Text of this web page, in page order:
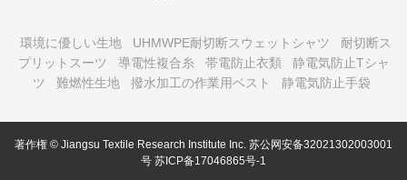
環境に優しい生地 UHMWPE耐切断スウェットシャツ
耐切断ス
プリットスーツ
導電性複合糸 帯電防止衣類
静電気防止Tシャ
ツ
難燃性生地 撥水加工の作業用ベスト 静電気防止手袋
著作権 © Jiangsu Textile Research Institute Inc. 苏公网安备32021302003001
号 苏ICP备17046865号-1